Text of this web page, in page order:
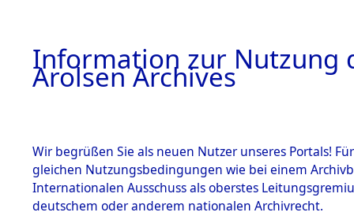
BILD
Information zur Nutzung
Arolsen Archives
Wir begrüßen Sie als neuen Nutzer unseres Portals!
gleichen Nutzungsbedingungen wie bei einem
Internationalen Ausschuss als oberstes
deutschem oder anderem nationalen Archivrecht.